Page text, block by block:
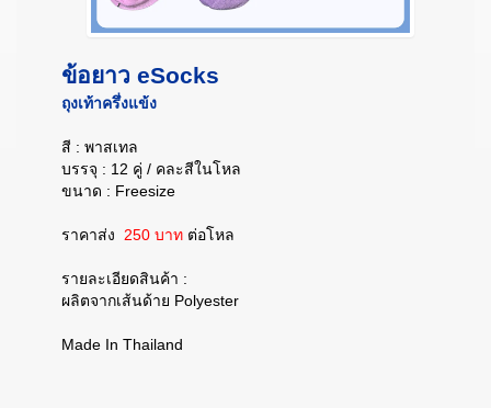
ข้อยาว eSocks
ถุงเท้าครึ่งแข้ง
สี : พาสเทล
บรรจุ : 12 คู่ / คละสีในโหล
ขนาด : Freesize
ราคาส่ง 250 บาท ต่อโหล
รายละเอียดสินค้า :
ผลิตจากเส้นด้าย Polyester
Made In Thailand